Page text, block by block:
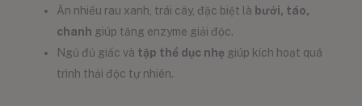
Ăn nhiều rau xanh, trái cây, đặc biệt là bưởi, táo,
chanh giúp tăng enzyme giải độc.
Ngủ đủ giấc và tập thể dục nhẹ giúp kích hoạt quá
trình thải độc tự nhiên.